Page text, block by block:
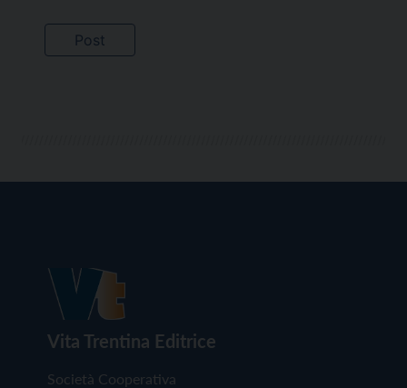
Vita Trentina Editrice
Società Cooperativa